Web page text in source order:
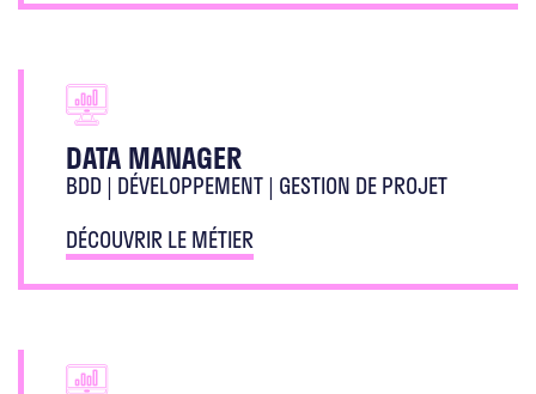
DATA MANAGER
BDD | DÉVELOPPEMENT | GESTION DE PROJET
DÉCOUVRIR LE MÉTIER